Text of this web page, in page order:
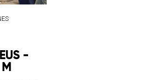
-